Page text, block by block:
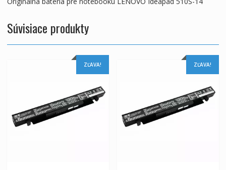
Súvisiace produkty
ZĽAVA! ZĽAVA!